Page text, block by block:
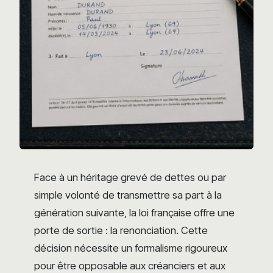
Face à un héritage grevé de dettes ou par
simple volonté de transmettre sa part à la
génération suivante, la loi française offre une
porte de sortie : la renonciation. Cette
décision nécessite un formalisme rigoureux
pour être opposable aux créanciers et aux